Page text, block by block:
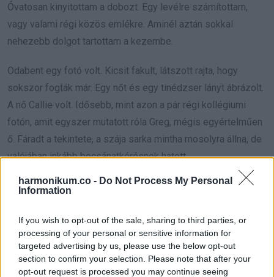
harmonikum.co - Do Not Process My Personal
Information
If you wish to opt-out of the sale, sharing to third parties, or
processing of your personal or sensitive information for
targeted advertising by us, please use the below opt-out
section to confirm your selection. Please note that after your
opt-out request is processed you may continue seeing
Óvatosan kinyitottam a dobozt. Egy levélre számítottam,
vagy valami régi közös emlékre. Aminél aztán sokkal
nehezebb dolgot tartottam a kezembe.
Odabent egy fotó volt. Kicsit fakult, látszott rajta, hogy
sokszor fogták már. Egy nőt és egy tinédzser lányt ábrázolt.
A nő Callie volt. Idősebb, mint azon a pár régi kollégiumi
fotón, amit egyszer mutatott róla Greg, mégis egyértelműen
ő. Fáradt a tekintete, a szája sarka mintha mosolyra állna, de
valójában inkább bocsánatkérésnek hatott.
A lány mellette…
Olyan tizenöt-tizenhat éves lehetett. A haja ugyanaz az
gesztenyebarna árnyalat, mint Gregé. Az orra formája is rá
emlékeztetett. Nem hasonlított Callie-ra, ellenben ijesztően
emlékeztetett a férjemre.